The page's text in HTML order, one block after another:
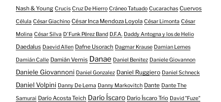
Nash & Young Crucis Cruz De Hierro Cráneo Tatuado Cucarachas Cuervos
Célula César Giachino César Inca Mendoza Loyola César Limonta César
Molina César Silva D'Funk Pérez Band D.F.A. Daddy Antogna y los de Helio
Daedalus Daevid Allen Dafne Usorach Dagmar Krause Damian Lemes
Damián Calle Damián Vernis Danae Daniel Benitez Daniele Giovannon
Daniele Giovannoni Daniel Gonzalez Daniel Ruggiero Daniel Schneck
Daniel Volpini Danny De Lema Danny Markovitch Dante Dante The
Samurai Darío Acosta Teich Darío Íscaro Darío Íscaro Trío David "Fuze"